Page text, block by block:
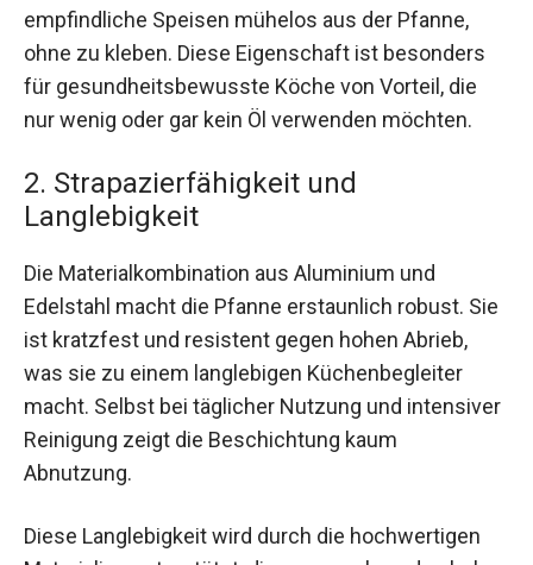
empfindliche Speisen mühelos aus der Pfanne,
ohne zu kleben. Diese Eigenschaft ist besonders
für gesundheitsbewusste Köche von Vorteil, die
nur wenig oder gar kein Öl verwenden möchten.
2. Strapazierfähigkeit und
Langlebigkeit
Die Materialkombination aus Aluminium und
Edelstahl macht die Pfanne erstaunlich robust. Sie
ist kratzfest und resistent gegen hohen Abrieb,
was sie zu einem langlebigen Küchenbegleiter
macht. Selbst bei täglicher Nutzung und intensiver
Reinigung zeigt die Beschichtung kaum
Abnutzung.
Diese Langlebigkeit wird durch die hochwertigen